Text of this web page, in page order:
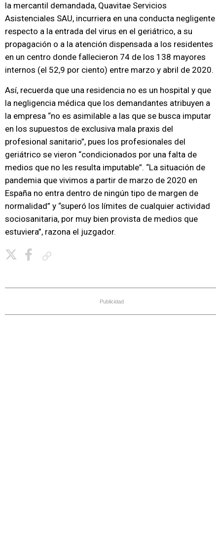
la mercantil demandada, Quavitae Servicios
Asistenciales SAU, incurriera en una conducta negligente
respecto a la entrada del virus en el geriátrico, a su
propagación o a la atención dispensada a los residentes
en un centro donde fallecieron 74 de los 138 mayores
internos (el 52,9 por ciento) entre marzo y abril de 2020.
Así, recuerda que una residencia no es un hospital y que
la negligencia médica que los demandantes atribuyen a
la empresa “no es asimilable a las que se busca imputar
en los supuestos de exclusiva mala praxis del
profesional sanitario”, pues los profesionales del
geriátrico se vieron “condicionados por una falta de
medios que no les resulta imputable”. “La situación de
pandemia que vivimos a partir de marzo de 2020 en
España no entra dentro de ningún tipo de margen de
normalidad” y “superó los límites de cualquier actividad
sociosanitaria, por muy bien provista de medios que
estuviera”, razona el juzgador.
Publicidad